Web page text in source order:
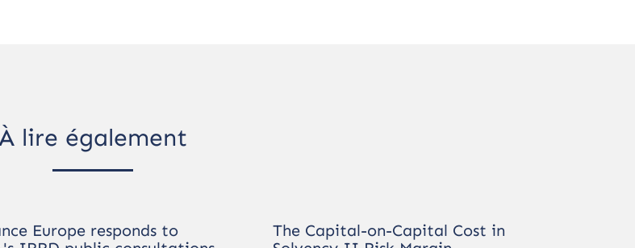
lire également
Europe responds to
The Capital-on-Capital Cost in